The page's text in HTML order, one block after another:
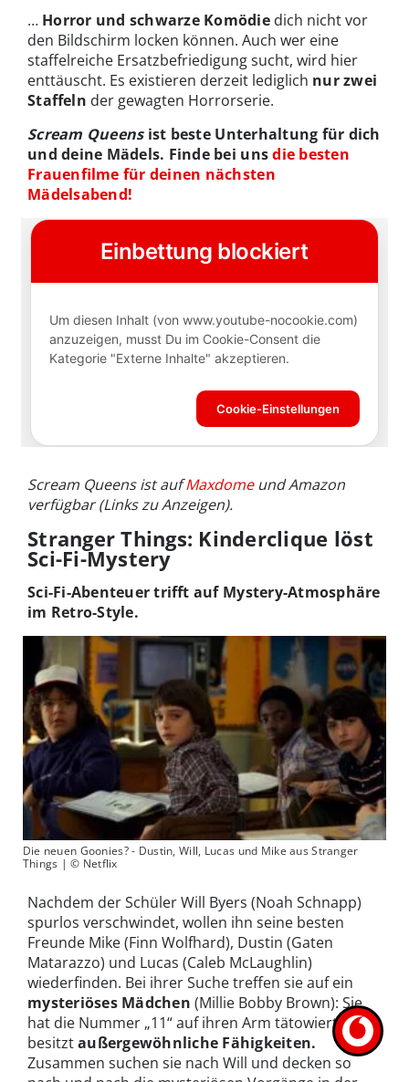
… Horror und schwarze Komödie dich nicht vor
den Bildschirm locken können. Auch wer eine
staffelreiche Ersatzbefriedigung sucht, wird hier
enttäuscht. Es existieren derzeit lediglich nur zwei
Staffeln der gewagten Horrorserie.
Scream Queensist beste Unterhaltung für dich
und deine Mädels. Finde bei unsdie besten
Frauenfilme für deinen nächsten
Mädelsabend!
Scream Queens ist aufMaxdomeund Amazon
verfügbar (Links zu Anzeigen).
Stranger Things: Kinderclique löst
Sci-Fi-Mystery
Sci-Fi-Abenteuer trifft auf Mystery-Atmosphäre
im Retro-Style.
Die neuen Goonies? - Dustin, Will, Lucas und Mike aus Stranger
Things | © Netflix
Nachdem der Schüler Will Byers (Noah Schnapp)
spurlos verschwindet, wollen ihn seine besten
Freunde Mike (Finn Wolfhard), Dustin (Gaten
Matarazzo) und Lucas (Caleb McLaughlin)
wiederfinden. Bei ihrer Suche treffen sie auf ein
mysteriöses Mädchen (Millie Bobby Brown): Sie
hat die Nummer „11“ auf ihren Arm tätowiert und
besitztaußergewöhnliche Fähigkeiten.
Zusammen suchen sie nach Will und decken so